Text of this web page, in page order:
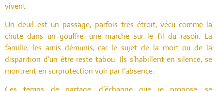
vivent
Un deuil est un passage, parfois très étroit, vécu comme la
chute dans un gouffre, une marche sur le fil du rasoir. La
famille, les amis démunis, car le sujet de la mort ou de la
disparition d’un être reste tabou. Ils s’habillent en silence, se
montrent en surprotection voir par l’absence.